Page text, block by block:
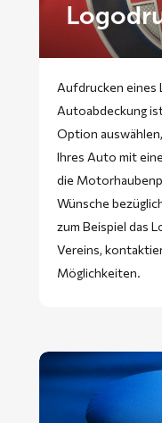
Aufdrucken eines
Autoabdeckung
Option
Ihres Auto mit
die
Wünsche
zum Beispiel das
Vereins,
Möglichkeiten.